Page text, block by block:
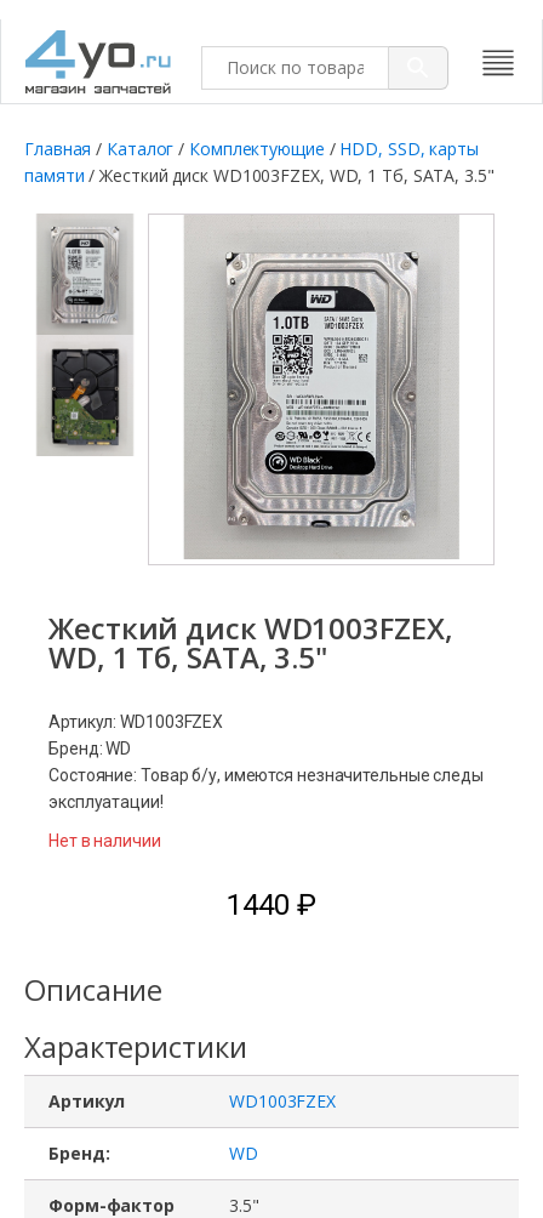
Главная / Каталог / Комплектующие / HDD, SSD, карты
памяти / Жесткий диск WD1003FZEX, WD, 1 Тб, SATA, 3.5"
Жесткий диск WD1003FZEX,
WD, 1 Тб, SATA, 3.5"
Артикул: WD1003FZEX
Бренд: WD
Состояние: Товар б/у, имеются незначительные следы
эксплуатации!
Нет в наличии
1440 ₽
Описание
Характеристики
Артикул WD1003FZEX
Бренд: WD
Форм-фактор 3.5"